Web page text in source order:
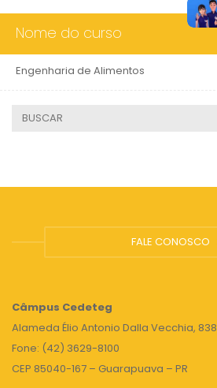
Nome do curso
Engenharia de Alimentos
FALE CONOSCO
Câmpus Cedeteg
Alameda Élio Antonio Dalla Vecchia, 838
Fone: (42) 3629-8100
CEP 85040-167 – Guarapuava – PR